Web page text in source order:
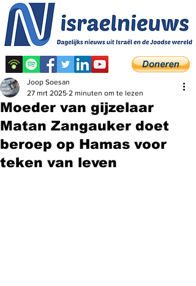
Moeder van gijzelaar
Matan Zangauker doet
beroep op Hamas voor
teken van leven
Joop Soesan
27 mrt 2025 2 minuten om te lezen